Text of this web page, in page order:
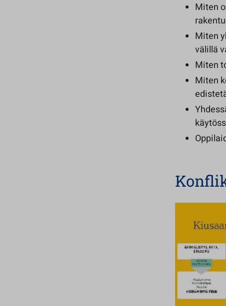
Miten
Miten
välillä
Miten
Miten